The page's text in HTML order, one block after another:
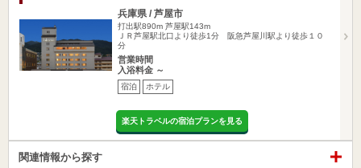
兵庫県 / 芦屋市
打出駅890m 芦屋駅143m
ＪＲ芦屋駅北口より徒歩1分 阪急芦屋川駅より徒歩１０
分
営業時間
入浴料金 ～
宿泊 ホテル
楽天トラベルの宿泊プランを見る
関連情報から探す